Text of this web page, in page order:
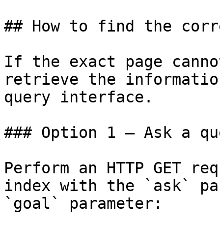
## How to find the
If the exact page
retrieve the
query interface.
### Option 1 — Ask a
Perform an HTTP GET
index with the `ask`
`goal` parameter: